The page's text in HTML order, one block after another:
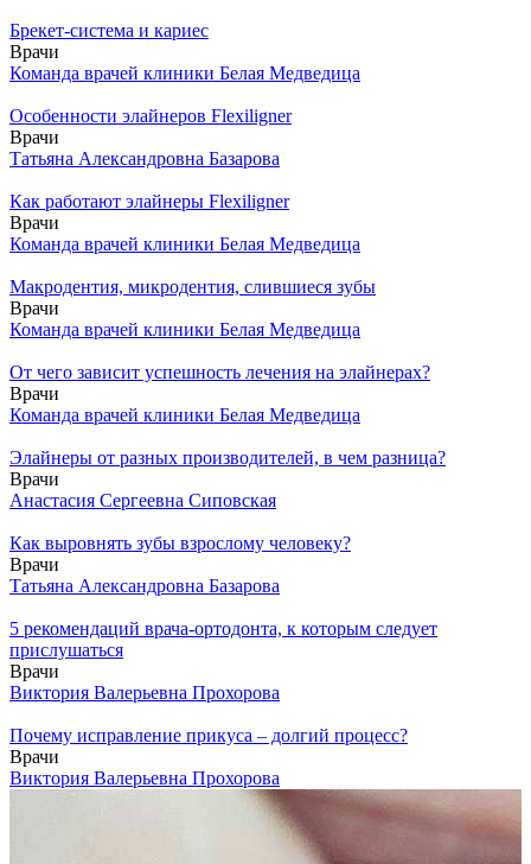
Брекет-система и кариес
Врачи
Команда врачей клиники Белая Медведица
Особенности элайнеров Flexiligner
Врачи
Татьяна Александровна Базарова
Как работают элайнеры Flexiligner
Врачи
Команда врачей клиники Белая Медведица
Макродентия, микродентия, слившиеся зубы
Врачи
Команда врачей клиники Белая Медведица
От чего зависит успешность лечения на элайнерах?
Врачи
Команда врачей клиники Белая Медведица
Элайнеры от разных производителей, в чем разница?
Врачи
Анастасия Сергеевна Сиповская
Как выровнять зубы взрослому человеку?
Врачи
Татьяна Александровна Базарова
5 рекомендаций врача-ортодонта, к которым следует
прислушаться
Врачи
Виктория Валерьевна Прохорова
Почему исправление прикуса – долгий процесс?
Врачи
Виктория Валерьевна Прохорова